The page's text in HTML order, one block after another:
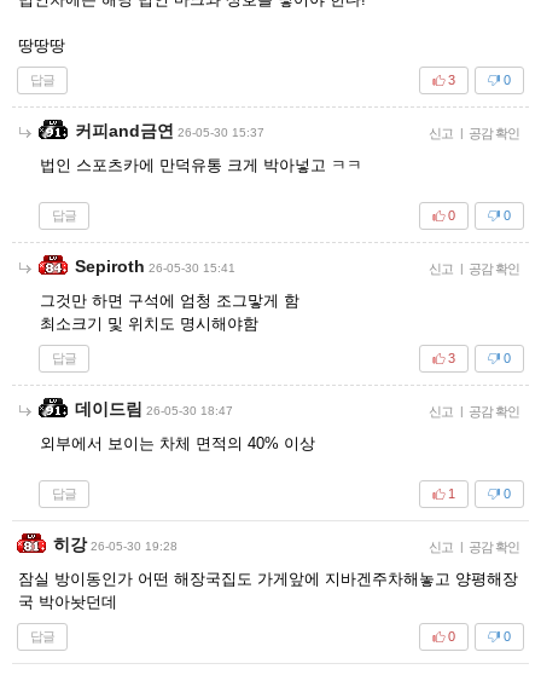
땅땅땅
답글 0
3
커피and금연 26-05-30 15:37 신고 | 공감 확인
법인 스포츠카에 만덕유통 크게 박아넣고 ㅋㅋ
답글 0
0
Sepiroth 26-05-30 15:41 신고 | 공감 확인
그것만 하면 구석에 엄청 조그맣게 함
최소크기 및 위치도 명시해야함
답글 0
3
데이드림 26-05-30 18:47 신고 | 공감 확인
외부에서 보이는 차체 면적의 40% 이상
답글 0
1
히강 26-05-30 19:28 신고 | 공감 확인
잠실 방이동인가 어떤 해장국집도 가게앞에 지바겐주차해놓고 양평해장
국 박아놧던데
답글 0
0